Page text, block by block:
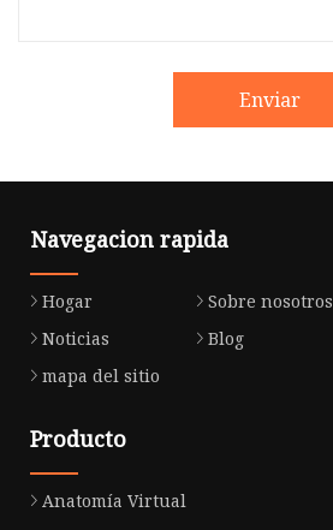
Enviar
Navegacion rapida
Hogar Sobre nosotros
Noticias
Blog
mapa del sitio
Producto
Anatomía Virtual